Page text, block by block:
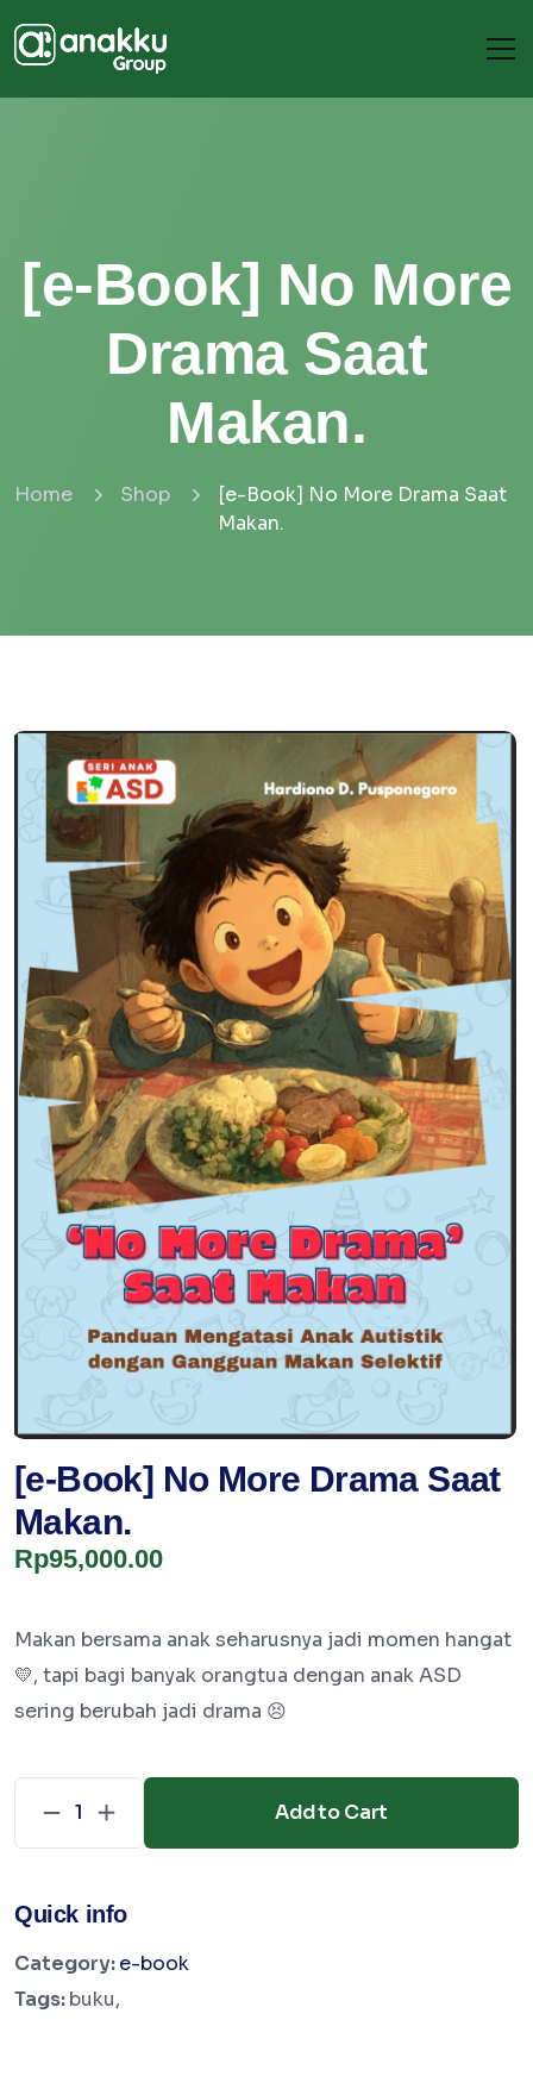
[e-Book] No More
Drama Saat
Makan.
Home Shop
[e-Book] No More Drama Saat
Makan.
[e-Book] No More Drama Saat
Makan.
Rp95,000.00
Makan bersama anak seharusnya jadi momen hangat
💛, tapi bagi banyak orangtua dengan anak ASD
sering berubah jadi drama 😣
Add to Cart
Quick info
Category:e-book
Tags:buku,